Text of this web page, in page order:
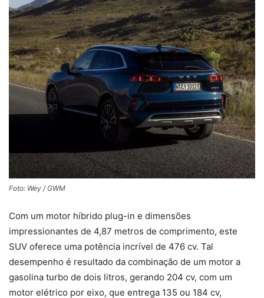
Foto: Wey / GWM
Com um motor híbrido plug-in e dimensões
impressionantes de 4,87 metros de comprimento, este
SUV oferece uma potência incrível de 476 cv. Tal
desempenho é resultado da combinação de um motor a
gasolina turbo de dois litros, gerando 204 cv, com um
motor elétrico por eixo, que entrega 135 ou 184 cv,